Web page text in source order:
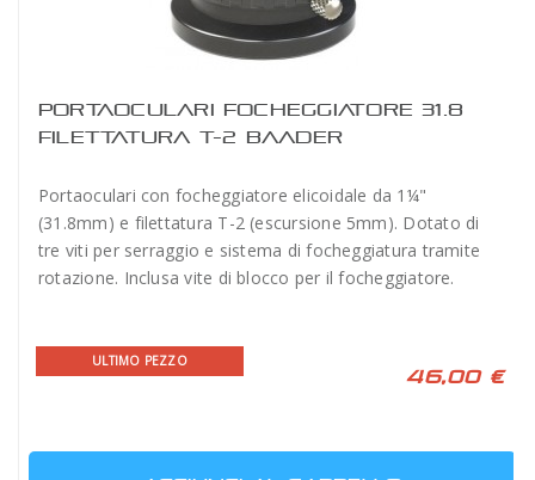
PORTAOCULARI FOCHEGGIATORE 31.8
FILETTATURA T-2 BAADER
Portaoculari con focheggiatore elicoidale da 1¼"
(31.8mm) e filettatura T-2 (escursione 5mm). Dotato di
tre viti per serraggio e sistema di focheggiatura tramite
rotazione. Inclusa vite di blocco per il focheggiatore.
ULTIMO PEZZO
46,00 €